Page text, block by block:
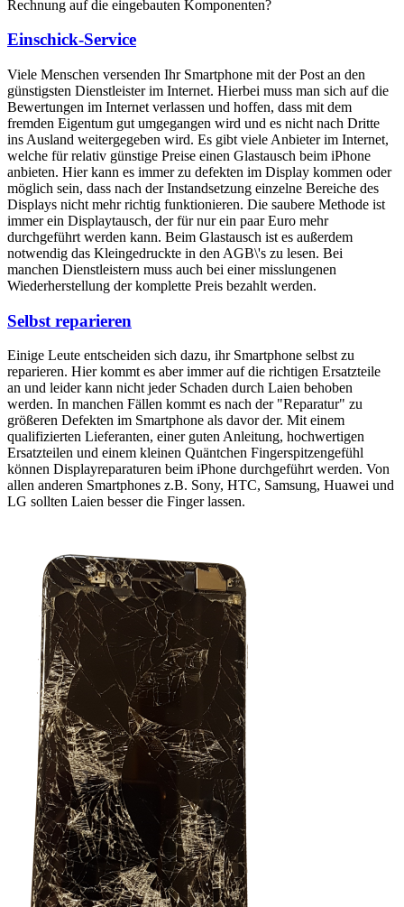
Rechnung auf die eingebauten Komponenten?
Einschick-Service
Viele Menschen versenden Ihr Smartphone mit der Post an den
günstigsten Dienstleister im Internet. Hierbei muss man sich auf die
Bewertungen im Internet verlassen und hoffen, dass mit dem
fremden Eigentum gut umgegangen wird und es nicht nach Dritte
ins Ausland weitergegeben wird. Es gibt viele Anbieter im Internet,
welche für relativ günstige Preise einen Glastausch beim iPhone
anbieten. Hier kann es immer zu defekten im Display kommen oder
möglich sein, dass nach der Instandsetzung einzelne Bereiche des
Displays nicht mehr richtig funktionieren. Die saubere Methode ist
immer ein Displaytausch, der für nur ein paar Euro mehr
durchgeführt werden kann. Beim Glastausch ist es außerdem
notwendig das Kleingedruckte in den AGB\'s zu lesen. Bei
manchen Dienstleistern muss auch bei einer misslungenen
Wiederherstellung der komplette Preis bezahlt werden.
Selbst reparieren
Einige Leute entscheiden sich dazu, ihr Smartphone selbst zu
reparieren. Hier kommt es aber immer auf die richtigen Ersatzteile
an und leider kann nicht jeder Schaden durch Laien behoben
werden. In manchen Fällen kommt es nach der "Reparatur" zu
größeren Defekten im Smartphone als davor der. Mit einem
qualifizierten Lieferanten, einer guten Anleitung, hochwertigen
Ersatzteilen und einem kleinen Quäntchen Fingerspitzengefühl
können Displayreparaturen beim iPhone durchgeführt werden. Von
allen anderen Smartphones z.B. Sony, HTC, Samsung, Huawei und
LG sollten Laien besser die Finger lassen.